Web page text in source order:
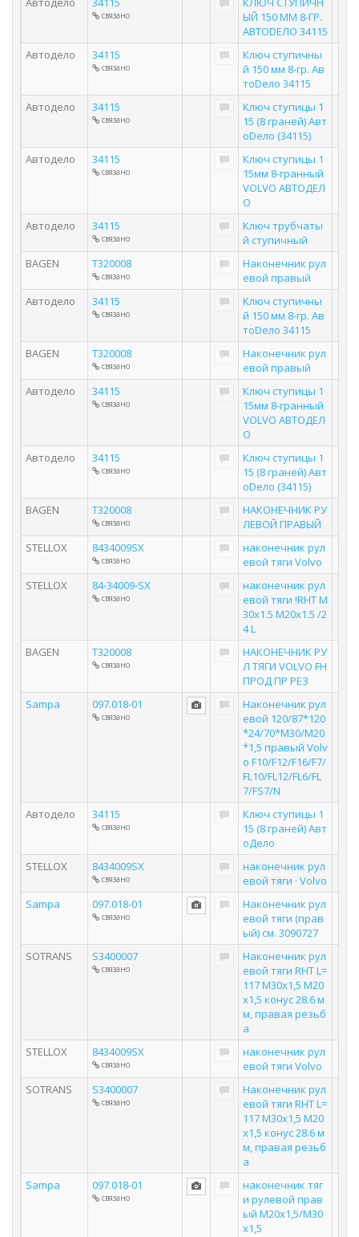
связано
ЫЙ 150 ММ 8-ГР.
АВТОDЕЛО 34115
Автодело
34115
связано
Ключ ступичны
й 150 мм 8-гр. Ав
тоDело 34115
Автодело
34115
связано
Ключ ступицы 1
15 (8 граней) Авт
оDело (34115)
Автодело
34115
связано
Ключ ступицы 1
15мм 8-гранный
VOLVO АВТОДЕЛ
О
Автодело
34115
связано
Ключ трубчаты
й ступичный
BAGEN
T320008
связано
Наконечник рул
евой правый
Автодело
34115
связано
Ключ ступичны
й 150 мм 8-гр. Ав
тоDело 34115
BAGEN
T320008
связано
Наконечник рул
евой правый
Автодело
34115
связано
Ключ ступицы 1
15мм 8-гранный
VOLVO АВТОДЕЛ
О
Автодело
34115
связано
Ключ ступицы 1
15 (8 граней) Авт
оDело (34115)
BAGEN
T320008
связано
НАКОНЕЧНИК РУ
ЛЕВОЙ ПРАВЫЙ
STELLOX
8434009SX
связано
наконечник рул
евой тяги Volvo
STELLOX
84-34009-SX
связано
наконечник рул
евой тяги !RHT M
30x1.5 M20x1.5 /2
4 L
BAGEN
T320008
связано
НАКОНЕЧНИК РУ
Л ТЯГИ VOLVO FH
ПРОД ПР РЕЗ
Sampa
097.018-01
связано
Наконечник рул
евой 120/87*120
*24/70*M30/M20
*1,5 правый Volv
o F10/F12/F16/F7/
FL10/FL12/FL6/FL
7/FS7/N
Автодело
34115
связано
Ключ ступицы 1
15 (8 граней) Авт
оДело
STELLOX
8434009SX
связано
наконечник рул
евой тяги · Volvo
Sampa
097.018-01
связано
Наконечник рул
евой тяги (прав
ый) см. 3090727
SOTRANS
S3400007
связано
Наконечник рул
евой тяги RHT L=
117 M30x1,5 M20
x1,5 конус 28.6 м
м, правая резьб
а
STELLOX
8434009SX
связано
наконечник рул
евой тяги Volvo
SOTRANS
S3400007
связано
Наконечник рул
евой тяги RHT L=
117 M30x1,5 M20
x1,5 конус 28.6 м
м, правая резьб
а
Sampa
097.018-01
связано
наконечник тяг
и рулевой прав
ый М20х1,5/М30
х1,5